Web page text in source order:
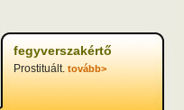
fegyverszakértő
Prostituált. tovább>